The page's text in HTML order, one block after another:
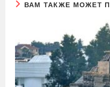
ВАМ ТАКЖЕ МОЖЕТ